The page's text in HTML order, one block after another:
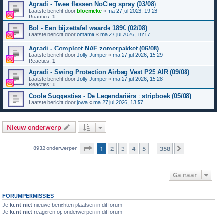
Agradi - Twee flessen NoCleg spray (03/08)
Laatste bericht door bloemeke « ma 27 jul 2026, 19:28
Reacties: 1
Bol - Een bijzettafel waarde 189€ (02/08)
Laatste bericht door omama « ma 27 jul 2026, 18:17
Agradi - Compleet NAF zomerpakket (06/08)
Laatste bericht door Jolly Jumper « ma 27 jul 2026, 15:29
Reacties: 1
Agradi - Swing Protection Airbag Vest P25 AIR (09/08)
Laatste bericht door Jolly Jumper « ma 27 jul 2026, 15:28
Reacties: 1
Coole Suggesties - De Legendariërs : stripboek (05/08)
Laatste bericht door jowa « ma 27 jul 2026, 13:57
Nieuw onderwerp
8932 onderwerpen Pagina van 358
1 2 3 4 5 358
Ga naar
FORUMPERMISSIES
Je kunt niet nieuwe berichten plaatsen in dit forum
Je kunt niet reageren op onderwerpen in dit forum